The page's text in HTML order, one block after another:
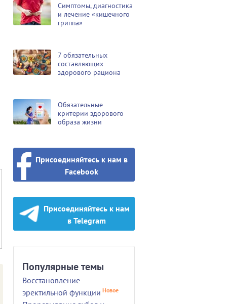
Симптомы, диагностика
и лечение «кишечного
гриппа»
7 обязательных
составляющих
здорового рациона
Обязательные
критерии здорового
образа жизни
Присоединяйтесь к нам в
Facebook
Присоединяйтесь к нам
в Telegram
Популярные темы
Восстановление
эректильной функции Новое